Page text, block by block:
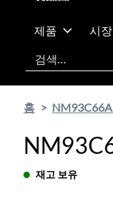
제품 시장
검색
홈
재고 보유